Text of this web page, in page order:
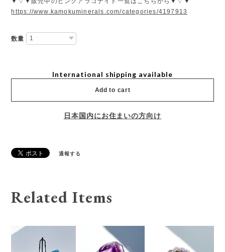
https://www.kamokuminerals.com/categories/4197913
数量
International shipping available
Add to cart
日本国内にお住まいの方向け
通報する
Related Items